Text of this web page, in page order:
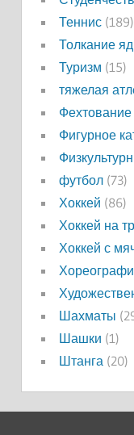
Теннис(189)
Толкание
Туризм (15)
тяжелая
Фехтование
Фигурное
футбол(73)
Хоккей (86)
Хоккей на
Хоккей с
Шахматы
Шашки (1)
Штанга (20)